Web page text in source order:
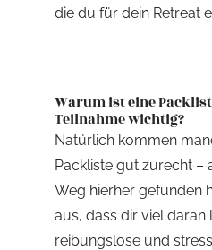
die du für dein Retreat
Warum ist eine
Teilnahme wichtig?
Natürlich kommen
Packliste gut zurecht –
Weg hierher gefunden
aus, dass dir viel daran
reibungslose und